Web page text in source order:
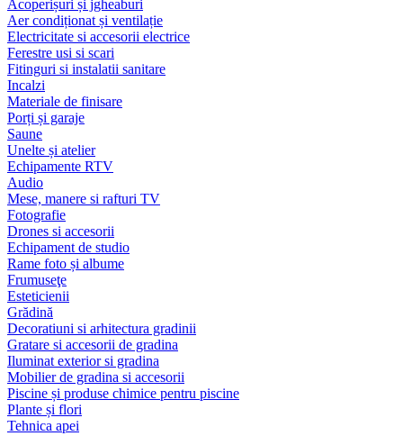
Acoperișuri și jgheaburi
Aer condiționat și ventilație
Electricitate si accesorii electrice
Ferestre usi si scari
Fitinguri si instalatii sanitare
Incalzi
Materiale de finisare
Porți și garaje
Saune
Unelte și atelier
Echipamente RTV
Audio
Mese, manere si rafturi TV
Fotografie
Drones si accesorii
Echipament de studio
Rame foto și albume
Frumuseţe
Esteticienii
Grădină
Decoratiuni si arhitectura gradinii
Gratare si accesorii de gradina
Iluminat exterior si gradina
Mobilier de gradina si accesorii
Piscine și produse chimice pentru piscine
Plante și flori
Tehnica apei